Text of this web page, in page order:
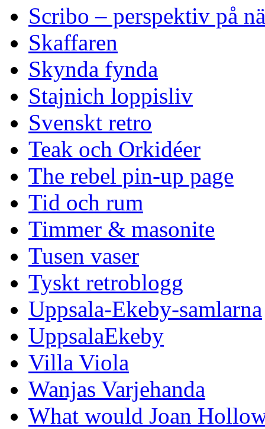
Scribo – perspektiv på
Skaffaren
Skynda fynda
Stajnich loppisliv
Svenskt retro
Teak och Orkidéer
The rebel pin-up page
Tid och rum
Timmer & masonite
Tusen vaser
Tyskt retroblogg
Uppsala-Ekeby-samlarna
UppsalaEkeby
Villa Viola
Wanjas Varjehanda
What would Joan